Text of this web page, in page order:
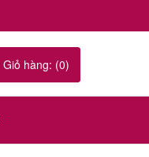
Giỏ hàng: (0)